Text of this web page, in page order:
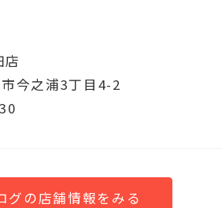
店
今之浦3丁目4-2
グの店舗情報をみる